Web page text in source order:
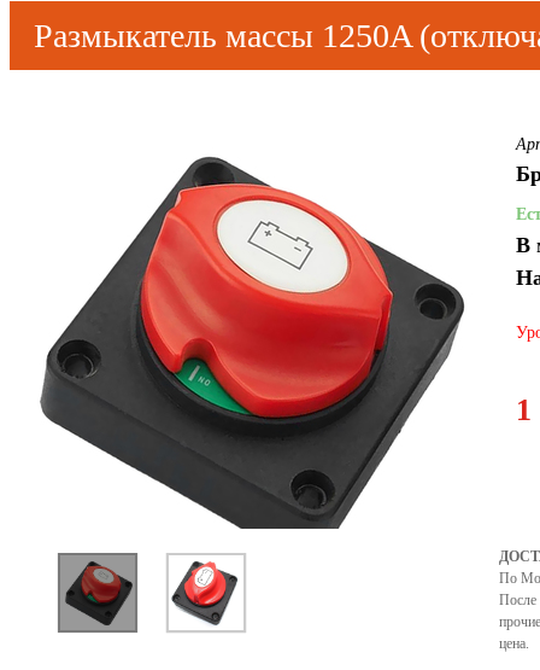
Размыкатель массы 1250A
Touch to zoom
В
1
По
После
цена.